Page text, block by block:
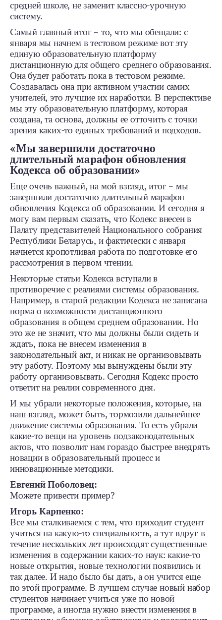
средней школе, не заменит классно-урочную
систему.
Самый главный итог – то, что мы обещали: с
января мы начнем в тестовом режиме вот эту
единую образовательную платформу
дистанционную для общего среднего образования.
Она будет работать пока в тестовом режиме.
Создавалась она при активном участии самих
учителей, это лучшие их наработки. В перспективе
мы эту образовательную платформу, которая
создана, та основа, должны ее отточить с точки
зрения каких-то единых требований и подходов.
«Мы завершили достаточно
длительный марафон обновления
Кодекса об образовании»
Еще очень важный, на мой взгляд, итог – мы
завершили достаточно длительный марафон
обновления Кодекса об образовании. И сегодня я
могу вам первым сказать, что Кодекс внесен в
Палату представителей Национального собрания
Республики Беларусь, и фактически с января
начнется кропотливая работа по подготовке его
рассмотрения в первом чтении.
Некоторые статьи Кодекса вступали в
противоречие с реалиями системы образования.
Например, в старой редакции Кодекса не записана
норма о возможности дистанционного
образования в общем среднем образовании. Но
это же не значит, что мы должны были сидеть и
ждать, пока не внесем изменения в
законодательный акт, и никак не организовывать
эту работу. Поэтому мы вынуждены были эту
работу организовывать. Сегодня Кодекс просто
ответит на реалии современного дня.
И мы убрали некоторые положения, которые, на
наш взгляд, может быть, тормозили дальнейшее
движение системы образования. То есть убрали
какие-то вещи на уровень подзаконодательных
актов, что позволит нам гораздо быстрее внедрять
новации в образовательный процесс и
инновационные методики.
Евгений Поболовец:
Можете привести пример?
Игорь Карпенко:
Все мы сталкиваемся с тем, что приходит студент
учиться на какую-то специальность, а тут вдруг в
течение нескольких лет происходят существенные
изменения в содержании каких-то наук: какие-то
новые открытия, новые технологии появились и
так далее. И надо было бы дать, а он учится еще
по этой программе. В лучшем случае новый набор
студентов начинает учиться уже по новой
программе, а иногда нужно внести изменения в